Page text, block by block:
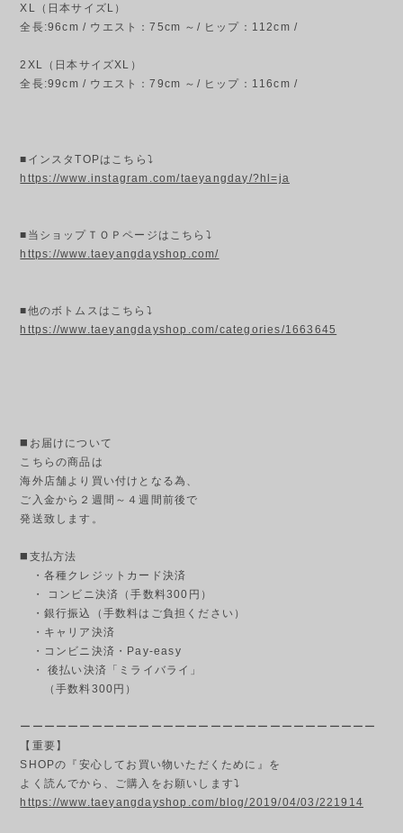
XL（日本サイズL）
全長:96cm / ウエスト：75cm ～/ ヒップ：112cm /
2XL（日本サイズXL）
全長:99cm / ウエスト：79cm ～/ ヒップ：116cm /
■インスタTOPはこちら⤵
https://www.instagram.com/taeyangday/?hl=ja
■当ショップＴＯＰページはこちら⤵
https://www.taeyangdayshop.com/
■他のボトムスはこちら⤵
https://www.taeyangdayshop.com/categories/1663645
◼️お届けについて
こちらの商品は
海外店舗より買い付けとなる為、
ご入金から２週間～４週間前後で
発送致します。
◼️支払方法
・各種クレジットカード決済
・ コンビニ決済（手数料300円）
・銀行振込（手数料はご負担ください）
・キャリア決済
・コンビニ決済・Pay-easy
・ 後払い決済「ミライバライ」
（手数料300円）
ーーーーーーーーーーーーーーーーーーーーーーーーーーーーーー
【重要】
SHOPの『安心してお買い物いただくために』を
よく読んでから、ご購入をお願いします⤵
https://www.taeyangdayshop.com/blog/2019/04/03/221914